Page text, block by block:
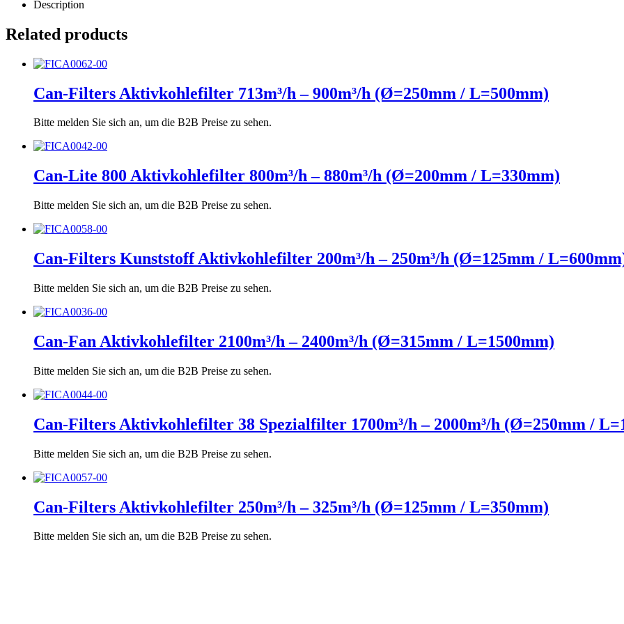
Description
Related products
Can-Filters Aktivkohlefilter 713m³/h – 900m³/h (Ø=250mm / L=500mm)
Bitte melden Sie sich an, um die B2B Preise zu sehen.
Can-Lite 800 Aktivkohlefilter 800m³/h – 880m³/h (Ø=200mm / L=330mm)
Bitte melden Sie sich an, um die B2B Preise zu sehen.
Can-Filters Kunststoff Aktivkohlefilter 200m³/h – 250m³/h (Ø=125mm /
Bitte melden Sie sich an, um die B2B Preise zu sehen.
Can-Fan Aktivkohlefilter 2100m³/h – 2400m³/h (Ø=315mm / L=1500mm)
Bitte melden Sie sich an, um die B2B Preise zu sehen.
Can-Filters Aktivkohlefilter 38 Spezialfilter 1700m³/h – 2000m³/h (Ø=250mm /
Bitte melden Sie sich an, um die B2B Preise zu sehen.
Can-Filters Aktivkohlefilter 250m³/h – 325m³/h (Ø=125mm / L=350mm)
Bitte melden Sie sich an, um die B2B Preise zu sehen.